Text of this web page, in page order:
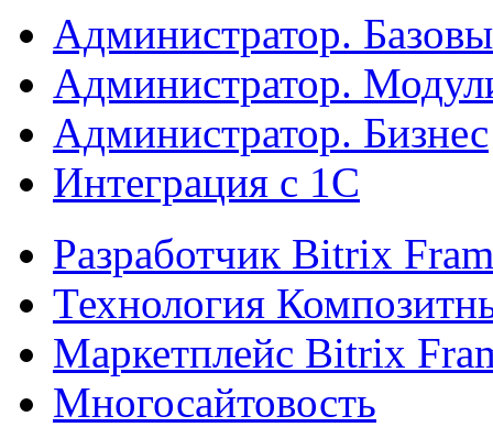
Администратор.
Администратор.
Администратор. Бизнес
Интеграция с 1С
Разработчик Bitrix
Технология
Маркетплейс Bitrix
Многосайтовость